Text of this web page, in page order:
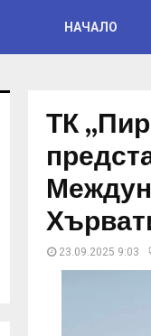
НАЧАЛО
ТК
23.09.2025 9:03